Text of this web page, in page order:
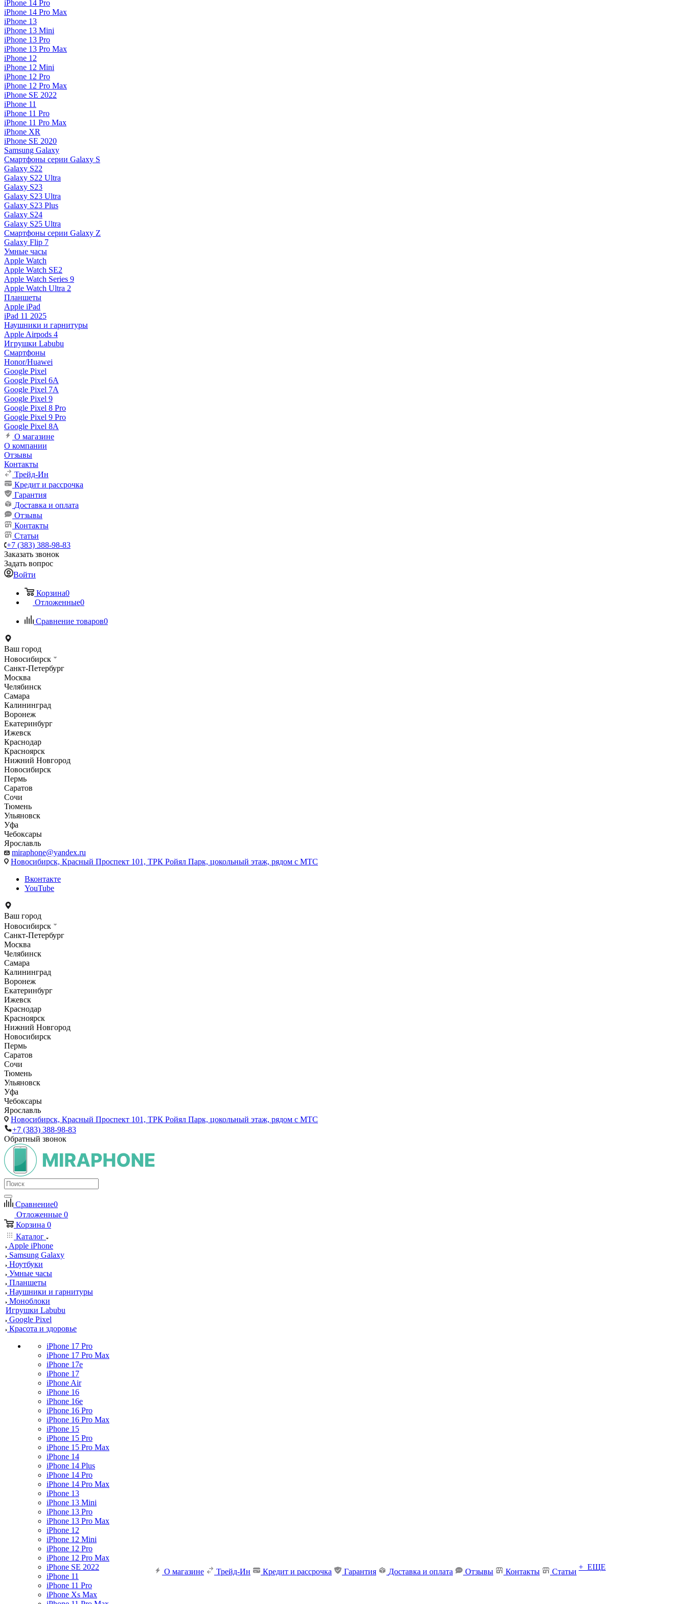
iPhone 14 Pro
iPhone 14 Pro Max
iPhone 13
iPhone 13 Mini
iPhone 13 Pro
iPhone 13 Pro Max
iPhone 12
iPhone 12 Mini
iPhone 12 Pro
iPhone 12 Pro Max
iPhone SE 2022
iPhone 11
iPhone 11 Pro
iPhone 11 Pro Max
iPhone XR
iPhone SE 2020
Samsung Galaxy
Смартфоны серии Galaxy S
Galaxy S22
Galaxy S22 Ultra
Galaxy S23
Galaxy S23 Ultra
Galaxy S23 Plus
Galaxy S24
Galaxy S25 Ultra
Смартфоны серии Galaxy Z
Galaxy Flip 7
Умные часы
Apple Watch
Apple Watch SE2
Apple Watch Series 9
Apple Watch Ultra 2
Планшеты
Apple iPad
iPad 11 2025
Наушники и гарнитуры
Apple Airpods 4
Игрушки Labubu
Смартфоны
Honor/Huawei
Google Pixel
Google Pixel 6A
Google Pixel 7А
Google Pixel 9
Google Pixel 8 Pro
Google Pixel 9 Pro
Google Pixel 8A
О магазине
О компании
Отзывы
Контакты
Трейд-Ин
Кредит и рассрочка
Гарантия
Доставка и оплата
Отзывы
Контакты
Статьи
+7 (383) 388-98-83
Заказать звонок
Задать вопрос
Войти
Корзина0
Отложенные0
Сравнение товаров0
Ваш город
Новосибирск
Санкт-Петербург
Москва
Челябинск
Самара
Калининград
Воронеж
Екатеринбург
Ижевск
Краснодар
Красноярск
Нижний Новгород
Новосибирск
Пермь
Саратов
Сочи
Тюмень
Ульяновск
Уфа
Чебоксары
Ярославль
miraphone@yandex.ru
Новосибирск, Красный Проспект 101, ТРК Ройял Парк, цокольный этаж, рядом с МТС
Вконтакте
YouTube
Ваш город
Новосибирск
Санкт-Петербург
Москва
Челябинск
Самара
Калининград
Воронеж
Екатеринбург
Ижевск
Краснодар
Красноярск
Нижний Новгород
Новосибирск
Пермь
Саратов
Сочи
Тюмень
Ульяновск
Уфа
Чебоксары
Ярославль
Новосибирск, Красный Проспект 101, ТРК Ройял Парк, цокольный этаж, рядом с МТС
+7 (383) 388-98-83
Обратный звонок
Сравнение0
Отложенные 0
Корзина 0
Каталог
Apple iPhone
Samsung Galaxy
Ноутбуки
Умные часы
Планшеты
Наушники и гарнитуры
Моноблоки
Игрушки Labubu
Google Pixel
Красота и здоровье
iPhone 17 Pro
iPhone 17 Pro Max
iPhone 17e
iPhone 17
iPhone Air
iPhone 16
iPhone 16e
iPhone 16 Pro
iPhone 16 Pro Max
iPhone 15
iPhone 15 Pro
iPhone 15 Pro Max
iPhone 14
iPhone 14 Plus
iPhone 14 Pro
iPhone 14 Pro Max
iPhone 13
iPhone 13 Mini
iPhone 13 Pro
iPhone 13 Pro Max
iPhone 12
iPhone 12 Mini
iPhone 12 Pro
iPhone 12 Pro Max
iPhone SE 2022
iPhone 11
iPhone 11 Pro
iPhone Xs Max
О магазине Трейд-Ин Кредит и рассрочка Гарантия Доставка и оплата Отзывы Контакты Статьи
+ ЕЩЕ